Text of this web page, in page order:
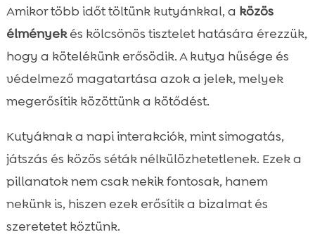
Amikor több időt töltünk kutyánkkal, a közös
élményekés kölcsönös tisztelet hatására érezzük,
hogy a kötelékünk erősödik. A kutya hűsége és
védelmező magatartása azok a jelek, melyek
megerősítik közöttünk a kötődést.
Kutyáknak a napi interakciók, mint simogatás,
játszás és közös séták nélkülözhetetlenek. Ezek a
pillanatok nem csak nekik fontosak, hanem
nekünk is, hiszen ezek erősítik a bizalmat és
szeretetet köztünk.